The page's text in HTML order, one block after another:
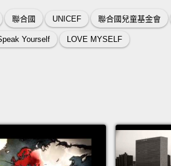
聯合國 UNICEF 聯合國兒童基金會
Yourself LOVE MYSELF